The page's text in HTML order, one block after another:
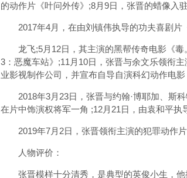
的动作片《叶问外传》;8月9日，张晋的蜡像入
2017年4月，在由刘镇伟执导的功夫喜剧片
龙飞;5月12日，其主演的黑帮传奇电影《毒
3：恶魔车站》;11月10日，张晋与余文乐领衔
业影视制作公司，并宣布自导自演科幻动作电影
2018年3月23日，张晋与约翰·博耶加、斯科
在片中饰演权将军一角 ;12月21日，由袁和平
2019年7月2日，张晋领衔主演的犯罪动作片
人物评价：
张晋模样十分清秀，是典型的英俊小生，他